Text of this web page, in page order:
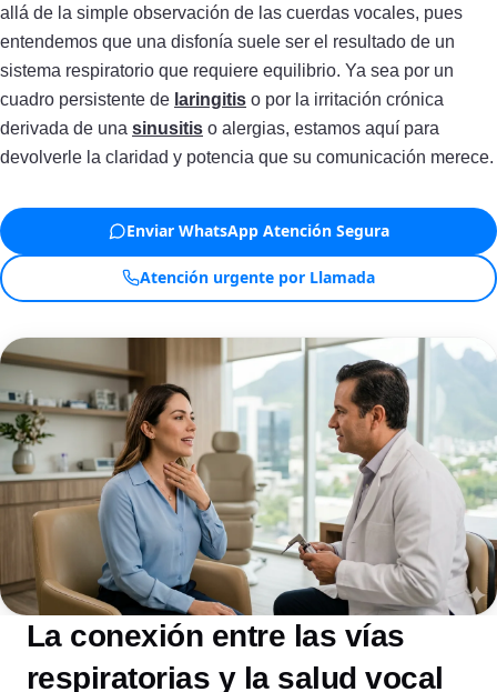
allá de la simple observación de las cuerdas vocales, pues
entendemos que una disfonía suele ser el resultado de un
sistema respiratorio que requiere equilibrio. Ya sea por un
cuadro persistente de laringitis o por la irritación crónica
derivada de una sinusitis o alergias, estamos aquí para
devolverle la claridad y potencia que su comunicación merece.
Enviar WhatsApp Atención Segura
Atención urgente por Llamada
La conexión entre las vías
respiratorias y la salud vocal